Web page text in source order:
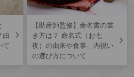
由
て
【助産師監修】命名書の書
き方は？ 命名式（お七
夜）の由来や食事、内祝い
の選び方について